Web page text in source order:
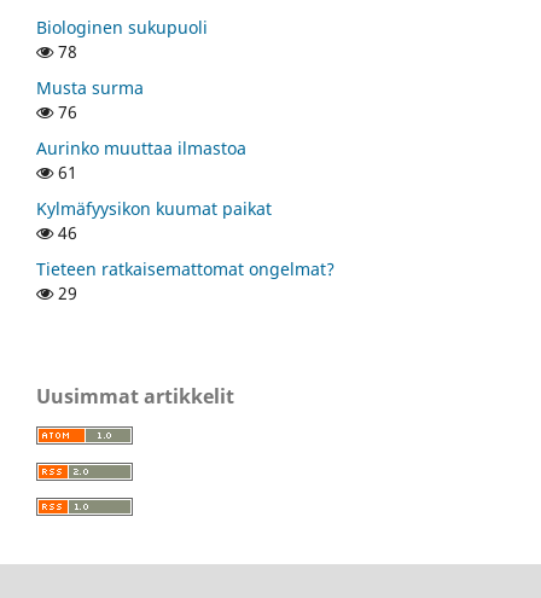
Biologinen sukupuoli
78
Musta surma
76
Aurinko muuttaa ilmastoa
61
Kylmäfyysikon kuumat paikat
46
Tieteen ratkaisemattomat ongelmat?
29
Uusimmat artikkelit